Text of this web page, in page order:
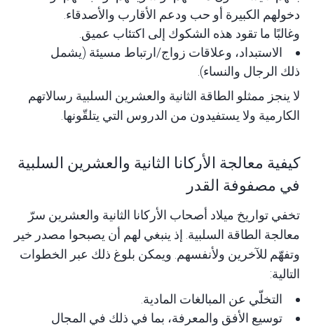
دخولهم الكبيرة أو حب ودعم الأقارب والأصدقاء.
وغالبًا ما تقود هذه الشكوك إلى اكتئاب عميق.
الاستبداد، وعلاقات زواج/ارتباط مسيئة (يشمل
ذلك الرجال والنساء).
لا ينجز ممثلو الطاقة الثانية والعشرين السلبية رسالاتهم
الكارمية ولا يستفيدون من الدروس التي يتلقّونها.
كيفية معالجة الأركانا الثانية والعشرين السلبية
في مصفوفة القدر
تخفي تواريخ ميلاد أصحاب الأركانا الثانية والعشرين سرّ
معالجة الطاقة السلبية. إذ ينبغي لهم أن يصبحوا مصدر خير
وتفهّم للآخرين ولأنفسهم. ويمكن بلوغ ذلك عبر الخطوات
التالية:
التخلّي عن المبالغات المادية.
توسيع الأفق والمعرفة، بما في ذلك في المجال